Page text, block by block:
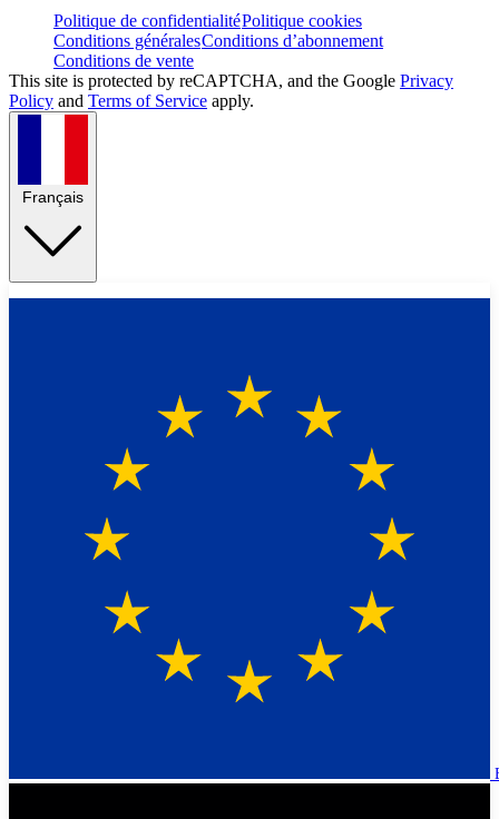
Politique de confidentialitéPolitique cookies
Conditions généralesConditions d’abonnement
Conditions de vente
This site is protected by reCAPTCHA, and the Google Privacy
Policy and Terms of Service apply.
Français